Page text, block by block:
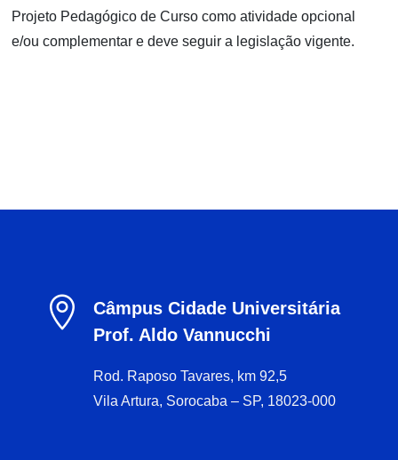
Projeto Pedagógico de Curso como atividade opcional
e/ou complementar e deve seguir a legislação vigente.

Câmpus Cidade Universitária
Prof. Aldo Vannucchi
Rod. Raposo Tavares, km 92,5
Vila Artura, Sorocaba – SP, 18023-000